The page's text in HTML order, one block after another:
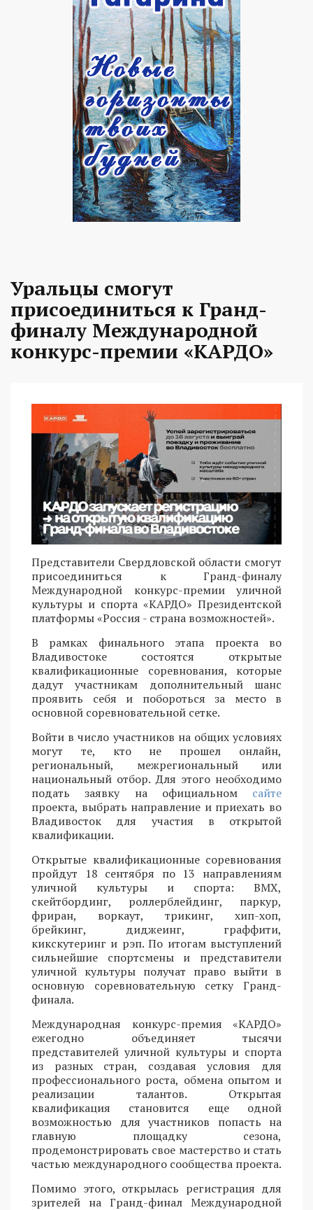
Уральцы смогут
присоединиться к Гранд-
финалу Международной
конкурс-премии «КАРДО»
Представители Свердловской области смогут
присоединиться к Гранд-финалу
Международной конкурс-премии уличной
культуры и спорта «КАРДО» Президентской
платформы «Россия - страна возможностей».
В рамках финального этапа проекта во
Владивостоке состоятся открытые
квалификационные соревнования, которые
дадут участникам дополнительный шанс
проявить себя и побороться за место в
основной соревновательной сетке.
Войти в число участников на общих условиях
могут те, кто не прошел онлайн,
региональный, межрегиональный или
национальный отбор. Для этого необходимо
подать заявку на официальном сайте
проекта, выбрать направление и приехать во
Владивосток для участия в открытой
квалификации.
Открытые квалификационные соревнования
пройдут 18 сентября по 13 направлениям
уличной культуры и спорта: BMX,
скейтбординг, роллерблейдинг, паркур,
фриран, воркаут, трикинг, хип-хоп,
брейкинг, диджеинг, граффити,
кикскутеринг и рэп. По итогам выступлений
сильнейшие спортсмены и представители
уличной культуры получат право выйти в
основную соревновательную сетку Гранд-
финала.
Международная конкурс-премия «КАРДО»
ежегодно объединяет тысячи
представителей уличной культуры и спорта
из разных стран, создавая условия для
профессионального роста, обмена опытом и
реализации талантов. Открытая
квалификация становится еще одной
возможностью для участников попасть на
главную площадку сезона,
продемонстрировать свое мастерство и стать
частью международного сообщества проекта.
Помимо этого, открылась регистрация для
зрителей на Гранд-финал Международной